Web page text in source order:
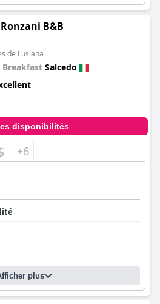
B&B
de Lusiana
Breakfast Salcedo
disponibilités
+6
plus